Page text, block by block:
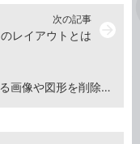
PowerPointでテーマに使われている画像や図形を削除する方法
次の記事
レイアウトとは